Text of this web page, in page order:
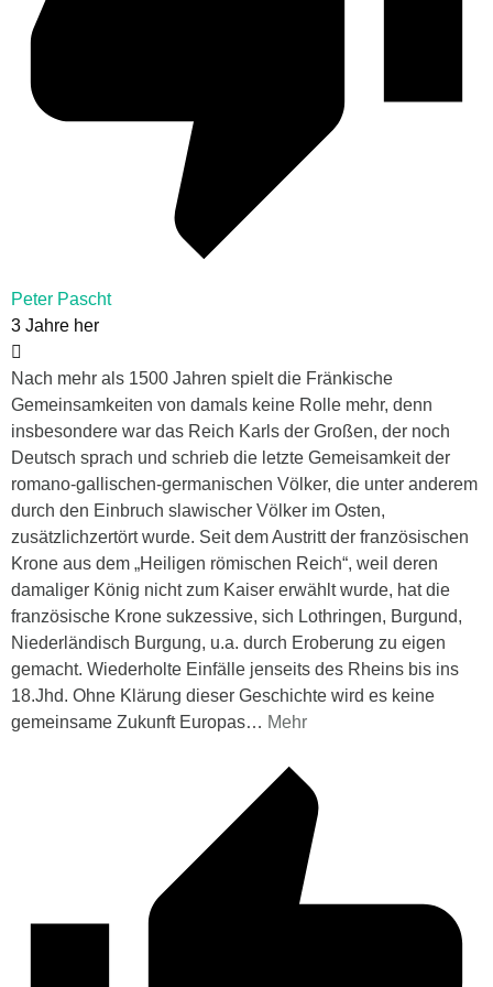
Peter Pascht
3 Jahre her
Nach mehr als 1500 Jahren spielt die Fränkische
Gemeinsamkeiten von damals keine Rolle mehr, denn
insbesondere war das Reich Karls der Großen, der noch
Deutsch sprach und schrieb die letzte Gemeisamkeit der
romano-gallischen-germanischen Völker, die unter anderem
durch den Einbruch slawischer Völker im Osten,
zusätzlichzertört wurde. Seit dem Austritt der französischen
Krone aus dem „Heiligen römischen Reich“, weil deren
damaliger König nicht zum Kaiser erwählt wurde, hat die
französische Krone sukzessive, sich Lothringen, Burgund,
Niederländisch Burgung, u.a. durch Eroberung zu eigen
gemacht. Wiederholte Einfälle jenseits des Rheins bis ins
18.Jhd. Ohne Klärung dieser Geschichte wird es keine
gemeinsame Zukunft Europas… Mehr